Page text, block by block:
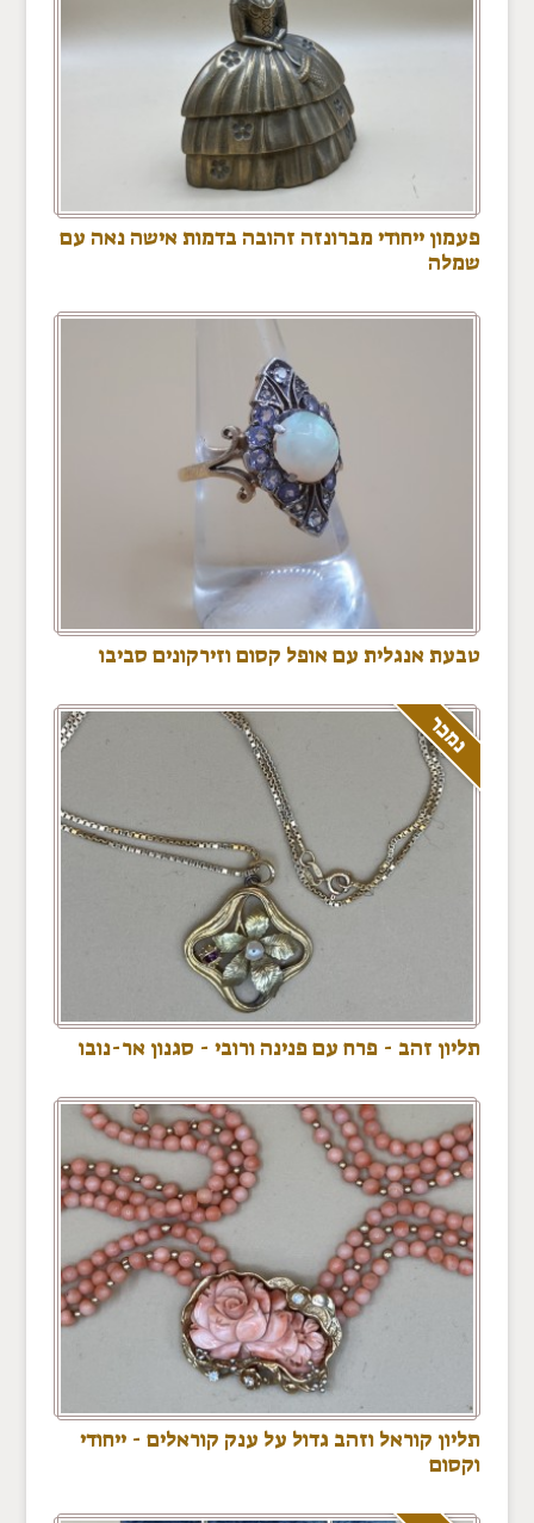
פעמון ייחודי מברונזה זהובה בדמות אישה נאה עם
שמלה
טבעת אנגלית עם אופל קסום וזירקונים סביבו
נמכר
תליון זהב - פרח עם פנינה ורובי - סגנון אר-נובו
תליון קוראל וזהב גדול על ענק קוראלים - ייחודי
וקסום